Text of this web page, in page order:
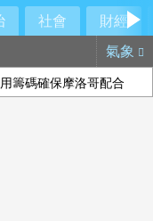
社會
財經
氣象
籌碼確保摩洛哥配合